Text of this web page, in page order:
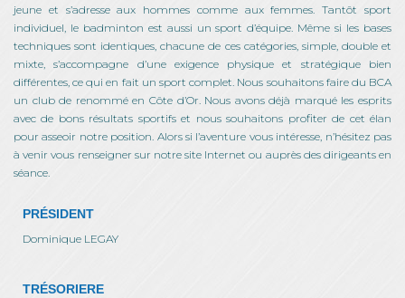
jeune et s’adresse aux hommes comme aux femmes. Tantôt sport
individuel, le badminton est aussi un sport d’équipe. Même si les bases
techniques sont identiques, chacune de ces catégories, simple, double et
mixte, s’accompagne d’une exigence physique et stratégique bien
différentes, ce qui en fait un sport complet. Nous souhaitons faire du BCA
un club de renommé en Côte d’Or. Nous avons déjà marqué les esprits
avec de bons résultats sportifs et nous souhaitons profiter de cet élan
pour asseoir notre position. Alors si l’aventure vous intéresse, n’hésitez pas
à venir vous renseigner sur notre site Internet ou auprès des dirigeants en
séance.
PRÉSIDENT
Dominique LEGAY
TRÉSORIERE